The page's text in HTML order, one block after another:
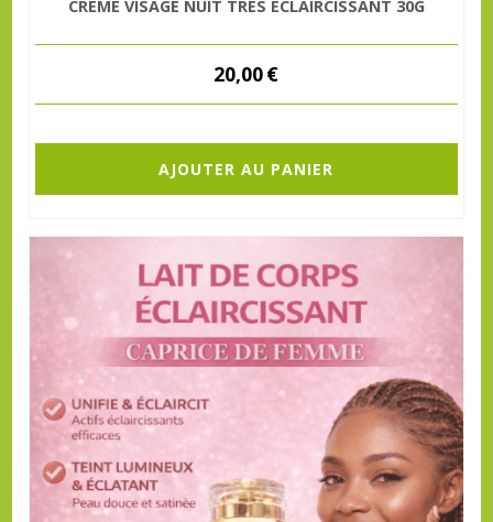
CREME VISAGE NUIT TRES ECLAIRCISSANT 30G
20,00€
AJOUTER AU PANIER